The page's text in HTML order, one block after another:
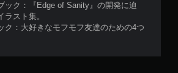
ク：『Edge of Sanity』の開発に迫
スト集。
：大好きなモフモフ友達のための4つ